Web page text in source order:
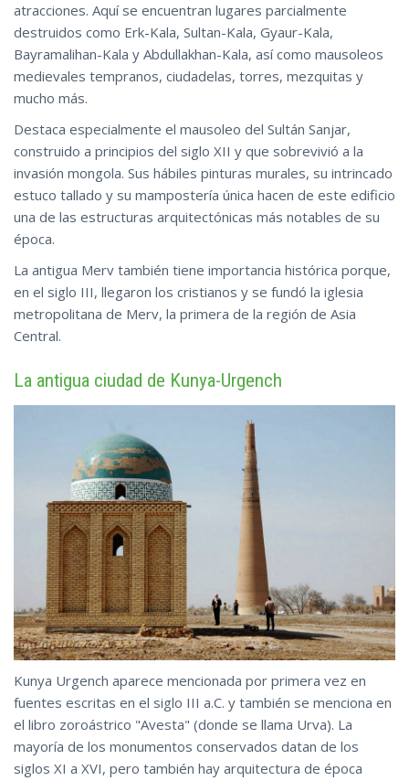
atracciones. Aquí se encuentran lugares parcialmente
destruidos como Erk-Kala, Sultan-Kala, Gyaur-Kala,
Bayramalihan-Kala y Abdullakhan-Kala, así como mausoleos
medievales tempranos, ciudadelas, torres, mezquitas y
mucho más.
Destaca especialmente el mausoleo del Sultán Sanjar,
construido a principios del siglo XII y que sobrevivió a la
invasión mongola. Sus hábiles pinturas murales, su intrincado
estuco tallado y su mampostería única hacen de este edificio
una de las estructuras arquitectónicas más notables de su
época.
La antigua Merv también tiene importancia histórica porque,
en el siglo III, llegaron los cristianos y se fundó la iglesia
metropolitana de Merv, la primera de la región de Asia
Central.
La antigua ciudad de Kunya-Urgench
Kunya Urgench aparece mencionada por primera vez en
fuentes escritas en el siglo III a.C. y también se menciona en
el libro zoroástrico "Avesta" (donde se llama Urva). La
mayoría de los monumentos conservados datan de los
siglos XI a XVI, pero también hay arquitectura de época